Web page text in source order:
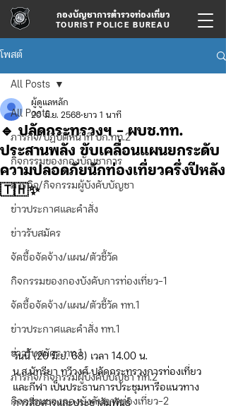
กองบัญชาการตำรวจท่องเที่ยว
TOURIST POLICE BUREAU
โพสต์
All Posts
ภารกิจ/ปฏิบัติหน้าที่ บก.ทท.2
กิจกรรมของกองบัญชาการ
ภารกิจ/กิจกรรมผู้บังคับบัญชา
ข่าวประกาศและคำสั่ง
ข่าวรับสมัคร
จัดซื้อจัดจ้าง/แผน/ตัวชี้วัด
กิจกรรมของกองบังคับการท่องเที่ยว-1
จัดซื้อจัดจ้าง/แผน/ตัวชี้วัด ทท.1
ข่าวประกาศและคำสั่ง ทท.1
ข่าวรับสมัคร ทท.1
ภารกิจ/กิจกรรมผู้บังคับบัญชา ทท.2
กิจกรรมของกองบังคับการท่องเที่ยว-2
All Posts
🔹 ปลัดกระทรวงฯ – ผบช.ทท.
ประสานพลัง ขับเคลื่อนแผนยกระดับ
ความปลอดภัยนักท่องเที่ยวครึ่งปีหลัง
🇹🇭✨
ผู้ดูแลหลัก
20 มิ.ย. 2568 ยาว 1 นาที
วันนี้ (20 มิ.ย. 68) เวลา 14.00 น.
น.ส.นัทรียา ทวีวงศ์ ปลัดกระทรวงการท่องเที่ยว
และกีฬา เป็นประธานการประชุมหารือแนวทาง
การสื่อสารและประชาสัมพันธ์